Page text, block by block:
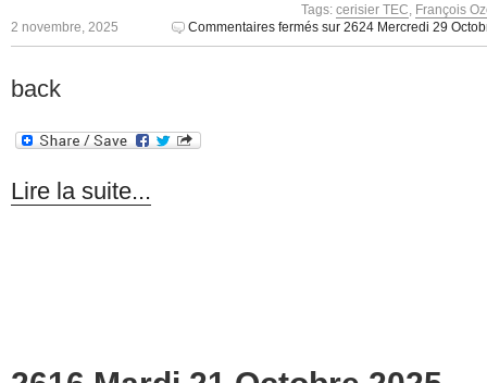
Tags: cerisier TEC François
2 novembre, 2025
Commentaires fermés sur 2624 Mercredi 29
back
Lire la suite...